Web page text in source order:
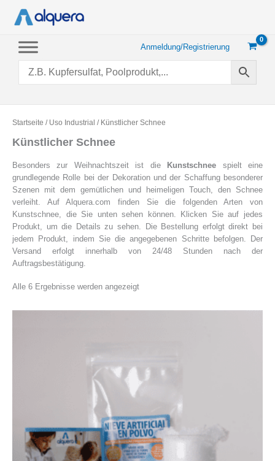
Inhalt
Anmeldung/Registrierung
Startseite / Uso Industrial / Künstlicher Schnee
Künstlicher Schnee
Besonders zur Weihnachtszeit ist die Kunstschnee spielt eine
grundlegende Rolle bei der Dekoration und der Schaffung besonderer
Szenen mit dem gemütlichen und heimeligen Touch, den Schnee
verleiht. Auf Alquera.com finden Sie die folgenden Arten von
Kunstschnee, die Sie unten sehen können. Klicken Sie auf jedes
Produkt, um die Details zu sehen. Die Bestellung erfolgt direkt bei
jedem Produkt, indem Sie die angegebenen Schritte befolgen. Der
Versand erfolgt innerhalb von 24/48 Stunden nach der
Auftragsbestätigung.
Alle 6 Ergebnisse werden angezeigtNach